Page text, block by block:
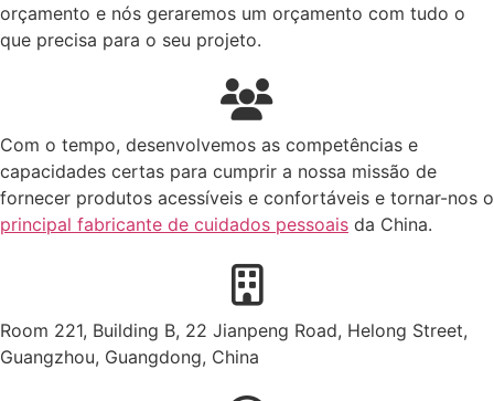
orçamento e nós geraremos um orçamento com tudo o
que precisa para o seu projeto.
Com o tempo, desenvolvemos as competências e
capacidades certas para cumprir a nossa missão de
fornecer produtos acessíveis e confortáveis e tornar-nos o
principal fabricante de cuidados pessoais da China.
Room 221, Building B, 22 Jianpeng Road, Helong Street,
Guangzhou, Guangdong, China